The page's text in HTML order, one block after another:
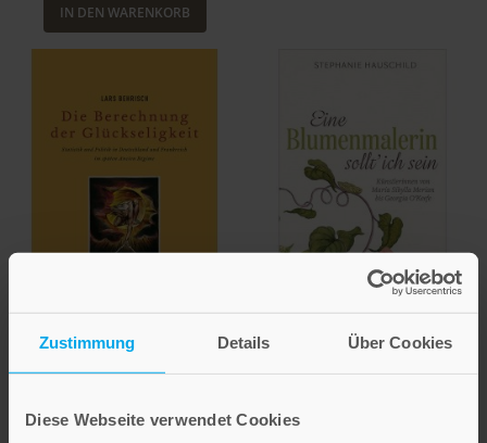
Zustimmung Details Über Cookies
Diese Webseite verwendet Cookies
IN DEN WARENKORB
Lars Behrisch
Die Berechnung der
Stephanie Hauschild
Eine Blumenmalerin